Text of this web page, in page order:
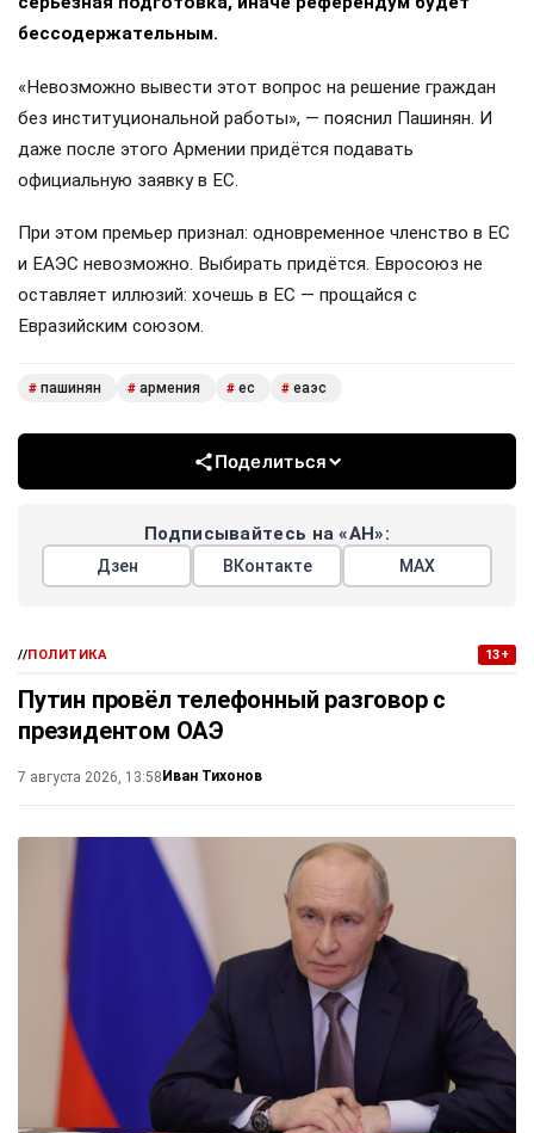
бессодержательным.
«Невозможно вывести этот вопрос на решение граждан
без институциональной работы», — пояснил Пашинян. И
даже после этого Армении придётся подавать
официальную заявку в ЕС.
При этом премьер признал: одновременное членство в ЕС
и ЕАЭС невозможно. Выбирать придётся. Евросоюз не
оставляет иллюзий: хочешь в ЕС — прощайся с
Евразийским союзом.
# пашинян # армения # ес # еаэс
Поделиться
Подписывайтесь на «АН»:
Дзен ВКонтакте МАХ
//ПОЛИТИКА 13+
Путин провёл телефонный разговор с
президентом ОАЭ
7 августа 2026, 13:58 Иван Тихонов